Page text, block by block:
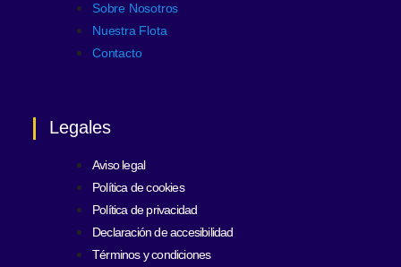
Sobre Nosotros
Nuestra Flota
Contacto
Legales
Aviso legal
Política de cookies
Política de privacidad
Declaración de accesibilidad
Términos y condiciones